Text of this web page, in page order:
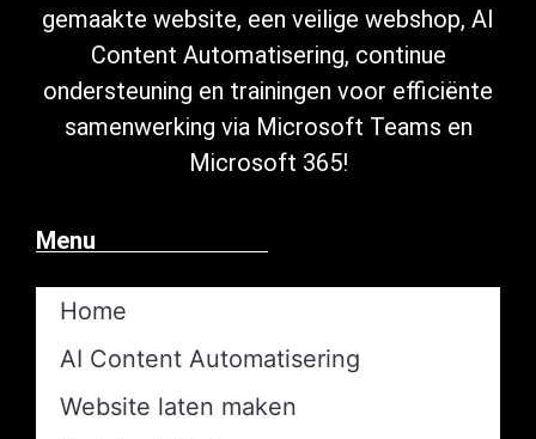
gemaakte website, een veilige webshop, AI
Content Automatisering, continue
ondersteuning en trainingen voor efficiënte
samenwerking via Microsoft Teams en
Microsoft 365!
Menu
Home
AI Content Automatisering​
Website laten maken